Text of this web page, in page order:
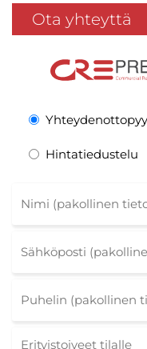
Ota yhteyttä
Hintatiedustelu